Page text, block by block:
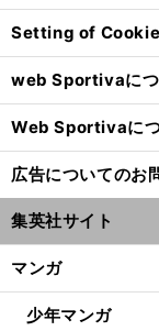
Setting of
web Sportivaにつ
Web Sportivaに
広告についてのお
集英社サイト
マンガ
少年マンガ